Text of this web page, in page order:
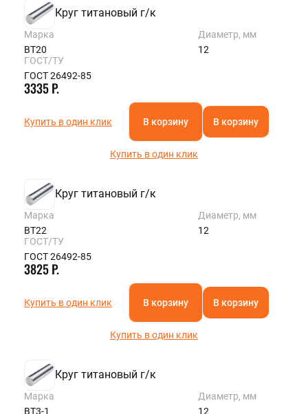
Круг титановый г/к
Марка
ВТ20
Диаметр, мм
12
ГОСТ/ТУ
ГОСТ 26492-85
3335 Р.
Купить в один клик В корзину В корзину
Купить в один клик
Круг титановый г/к
Марка
ВТ22
Диаметр, мм
12
ГОСТ/ТУ
ГОСТ 26492-85
3825 Р.
Купить в один клик В корзину В корзину
Купить в один клик
Круг титановый г/к
Марка
ВТ3-1
Диаметр, мм
12